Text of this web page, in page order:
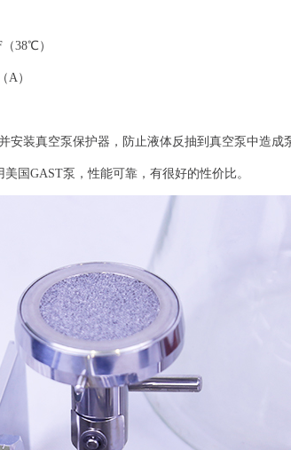
（38℃）
A）
装真空泵保护器，防止液体反抽到真空泵中造成
美国 GAST泵，性能可靠，有很好的性价比。